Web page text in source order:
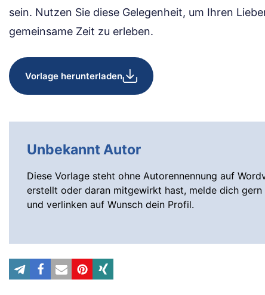
sein. Nutzen Sie diese Gelegenheit, um Ihren
gemeinsame Zeit zu erleben.
Vorlage herunterladen
Unbekannt Autor
Diese Vorlage steht ohne Autorennennung auf
erstellt oder daran mitgewirkt hast, melde dich
und verlinken auf Wunsch dein Profil.